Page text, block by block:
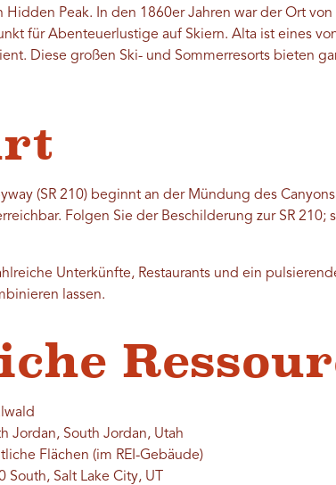
Peak. In den 1860er Jahren war der Ort
für Abenteuerlustige auf Skiern. Alta ist eines
Diese großen Ski- und Sommerresorts bieten
(SR 210) beginnt an der Mündung des
Folgen Sie der Beschilderung zur SR
Unterkünfte, Restaurants und ein
lassen.
Jordan, South Jordan, Utah
Flächen (im REI-Gebäude)
Salt Lake City, UT